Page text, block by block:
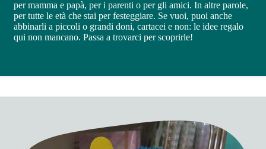
per mamma e papà, per i parenti o per gli amici. In altre parole,
per tutte le età che stai per festeggiare. Se vuoi, puoi anche
abbinarli a piccoli o grandi doni, cartacei e non: le idee regalo
qui non mancano. Passa a trovarci per scoprirle!